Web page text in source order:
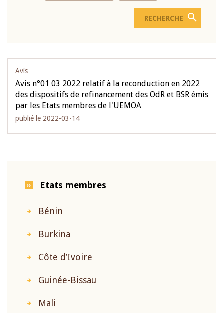
Avis
Avis n°01 03 2022 relatif à la reconduction en 2022
des dispositifs de refinancement des OdR et BSR émis
par les Etats membres de l'UEMOA
publié le 2022-03-14
Etats membres
Bénin
Burkina
Côte d’Ivoire
Guinée-Bissau
Mali